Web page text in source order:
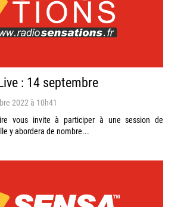
: 14 septembre
2022 à 10h41
vous invite à participer à une session de
y abordera de nombre...